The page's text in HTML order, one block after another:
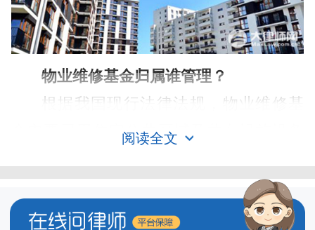
物业维修基金归属谁管理？
根据我国现行法律法规，物业维修基
金主要用于住宅公共区域及共有设施设备
工作。这项基金归全体业主共同所有，其
管理责任通常由业主大会承担；若尚未成
阅读全文